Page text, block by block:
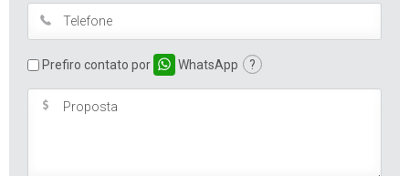
Prefiro contato por WhatsApp ?